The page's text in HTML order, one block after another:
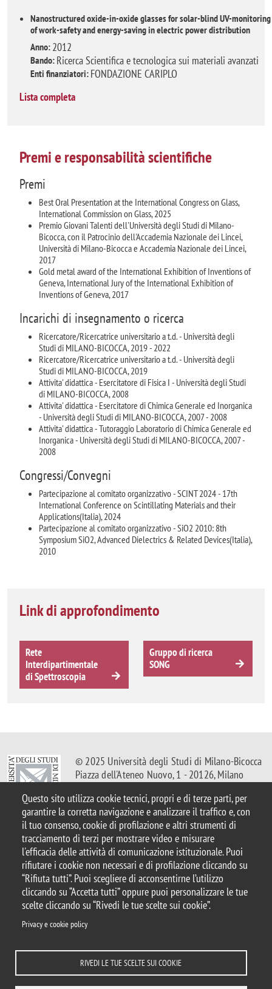
Questo sito utilizza cookie tecnici, propri e di terze parti, per
garantire la corretta navigazione e analizzare il traffico e, con
il tuo consenso, cookie di profilazione e altri strumenti di
tracciamento di terzi per mostrare video e misurare
l'efficacia delle attività di comunicazione istituzionale. Puoi
rifiutare i cookie non necessari e di profilazione cliccando su
“Rifiuta tutti”. Puoi scegliere di acconsentirne l’utilizzo
cliccando su “Accetta tutti” oppure puoi personalizzare le tue
scelte cliccando su “Rivedi le tue scelte sui cookie”.
Privacy e cookie policy
RIVEDI LE TUE SCELTE SUI COOKIE
Nanostructured oxide-in-oxide glasses for solar-blind UV-monitoring
of work-safety and energy-saving in electric power distribution
Anno: 2012
Bando: Ricerca Scientifica e tecnologica sui materiali avanzati
Enti finanziatori: FONDAZIONE CARIPLO
Lista completa
Premi e responsabilità scientifiche
Premi
Best Oral Presentation at the International Congress on Glass,
International Commission on Glass, 2025
Premio Giovani Talenti dell'Università degli Studi di Milano-
Bicocca, con il Patrocinio dell'Accademia Nazionale dei Lincei,
Università di Milano-Bicocca e Accademia Nazionale dei Lincei,
2017
Gold metal award of the International Exhibition of Inventions of
Geneva, International Jury of the International Exhibition of
Inventions of Geneva, 2017
Incarichi di insegnamento o ricerca
Ricercatore/Ricercatrice universitario a t.d. - Università degli
Studi di MILANO-BICOCCA, 2019 - 2022
Ricercatore/Ricercatrice universitario a t.d. - Università degli
Studi di MILANO-BICOCCA, 2019
Attivita' didattica - Esercitatore di Fisica I - Università degli Studi
di MILANO-BICOCCA, 2008
Attivita' didattica - Esercitatore di Chimica Generale ed Inorganica
- Università degli Studi di MILANO-BICOCCA, 2007 - 2008
Attivita' didattica - Tutoraggio Laboratorio di Chimica Generale ed
Inorganica - Università degli Studi di MILANO-BICOCCA, 2007 -
2008
Congressi/Convegni
Partecipazione al comitato organizzativo - SCINT 2024 - 17th
International Conference on Scintillating Materials and their
Applications(Italia), 2024
Partecipazione al comitato organizzativo - SiO2 2010: 8th
Symposium SiO2, Advanced Dielectrics & Related Devices(Italia),
2010
Link di approfondimento
Rete
Interdipartimentale
di Spettroscopia
Gruppo di ricerca
SONG
© 2025 Università degli Studi di Milano-Bicocca
Piazza dell'Ateneo Nuovo, 1 - 20126, Milano
P.I. 12621570154 |Contattaci
Note legali Privacy Protezione dei Dati Personali
Amministrazione trasparente Dichiarazione di accessibilità
Mappa del sito
Rivedi le tue scelte sui cookie
Statistiche
Privacy e cookie policy
DIPARTIMENTI
COMUNICAZIONE